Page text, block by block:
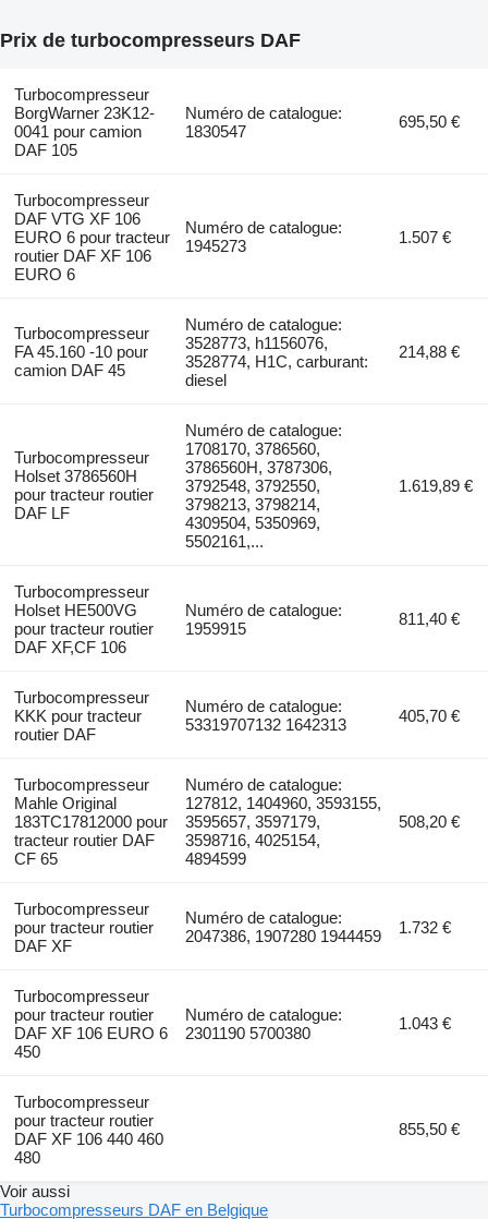
Prix de turbocompresseurs DAF
Turbocompresseur
BorgWarner 23K12-
0041 pour camion
DAF 105
Numéro de catalogue:
1830547
695,50 €
Turbocompresseur
DAF VTG XF 106
EURO 6 pour tracteur
routier DAF XF 106
EURO 6
Numéro de catalogue:
1945273
1.507 €
Turbocompresseur
FA 45.160 -10 pour
camion DAF 45
Numéro de catalogue:
3528773, h1156076,
3528774, H1C, carburant:
diesel
214,88 €
Turbocompresseur
Holset 3786560H
pour tracteur routier
DAF LF
Numéro de catalogue:
1708170, 3786560,
3786560H, 3787306,
3792548, 3792550,
3798213, 3798214,
4309504, 5350969,
5502161,...
1.619,89 €
Turbocompresseur
Holset HE500VG
pour tracteur routier
DAF XF,CF 106
Numéro de catalogue:
1959915
811,40 €
Turbocompresseur
KKK pour tracteur
routier DAF
Numéro de catalogue:
53319707132 1642313
405,70 €
Turbocompresseur
Mahle Original
183TC17812000 pour
tracteur routier DAF
CF 65
Numéro de catalogue:
127812, 1404960, 3593155,
3595657, 3597179,
3598716, 4025154,
4894599
508,20 €
Turbocompresseur
pour tracteur routier
DAF XF
Numéro de catalogue:
2047386, 1907280 1944459
1.732 €
Turbocompresseur
pour tracteur routier
DAF XF 106 EURO 6
450
Numéro de catalogue:
2301190 5700380
1.043 €
Turbocompresseur
pour tracteur routier
DAF XF 106 440 460
480
855,50 €
Voir aussi
Turbocompresseurs DAF en Belgique